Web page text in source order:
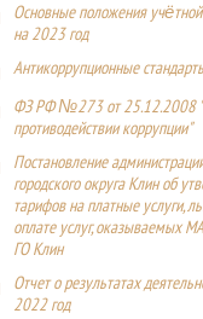
Основные положения
на 2023 год
Антикоррупционные
ФЗ РФ №273 от 25.12.2008
противодействии коррупции"
Постановление
городского округа Клин об
тарифов на платные услуги,
оплате услуг, оказываемых
ГО Клин
Отчет о результатах
2022 год